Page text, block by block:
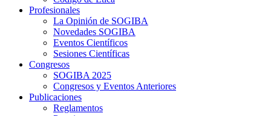
Profesionales
La Opinión de SOGIBA
Novedades SOGIBA
Eventos Científicos
Sesiones Científicas
Congresos
SOGIBA 2025
Congresos y Eventos Anteriores
Publicaciones
Reglamentos